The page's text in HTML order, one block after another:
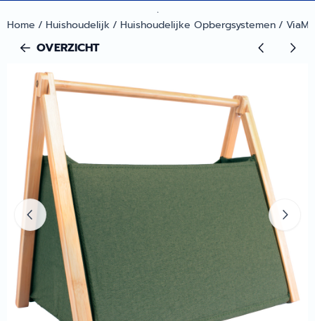
.
Home / Huishoudelijk/ Huishoudelijke Opbergsystemen/
OVERZICHT